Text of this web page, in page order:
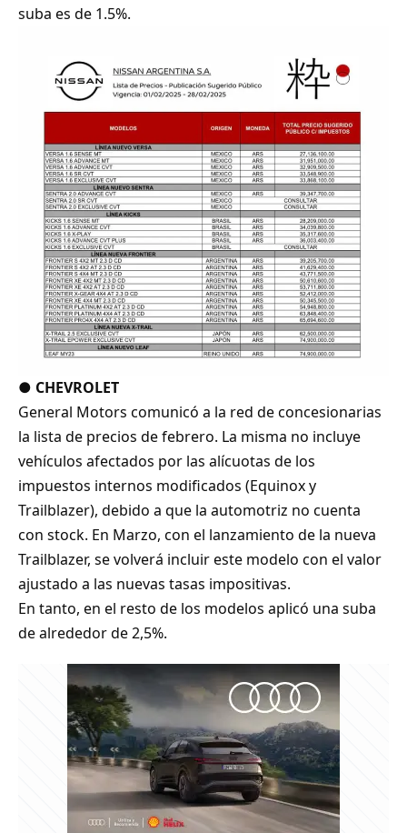
suba es de 1.5%.
● CHEVROLET
General Motors comunicó a la red de concesionarias
la lista de precios de febrero. La misma no incluye
vehículos afectados por las alícuotas de los
impuestos internos modificados (Equinox y
Trailblazer), debido a que la automotriz no cuenta
con stock. En Marzo, con el lanzamiento de la nueva
Trailblazer, se volverá incluir este modelo con el valor
ajustado a las nuevas tasas impositivas.
En tanto, en el resto de los modelos aplicó una suba
de alrededor de 2,5%.